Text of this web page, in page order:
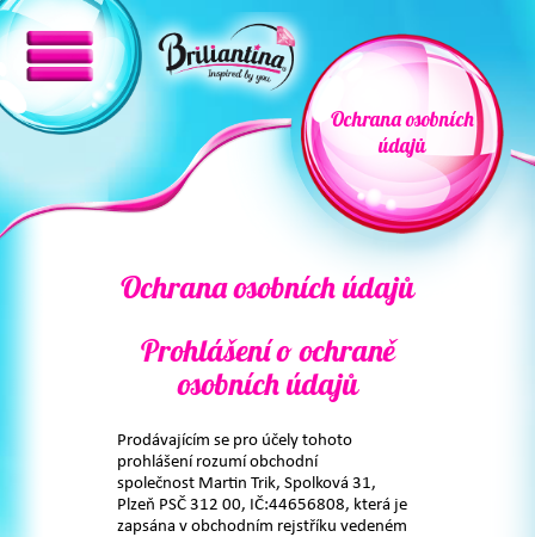
Ochrana osobních
údajů
Ochrana osobních údajů
Prohlášení o ochraně
osobních údajů
Prodávajícím se pro účely tohoto
prohlášení rozumí obchodní
společnost Martin Trik, Spolková 31,
Plzeň PSČ 312 00, IČ:44656808, která je
zapsána v obchodním rejstříku vedeném